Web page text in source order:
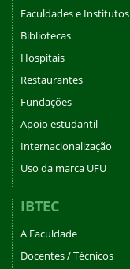
Faculdades e Institutos
Bibliotecas
Hospitais
Restaurantes
Fundações
Apoio estudantil
Internacionalização
Uso da marca UFU
IBTEC
A Faculdade
Docentes / Técnicos